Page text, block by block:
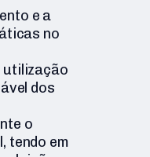
e a
no
dos
o
tendo em